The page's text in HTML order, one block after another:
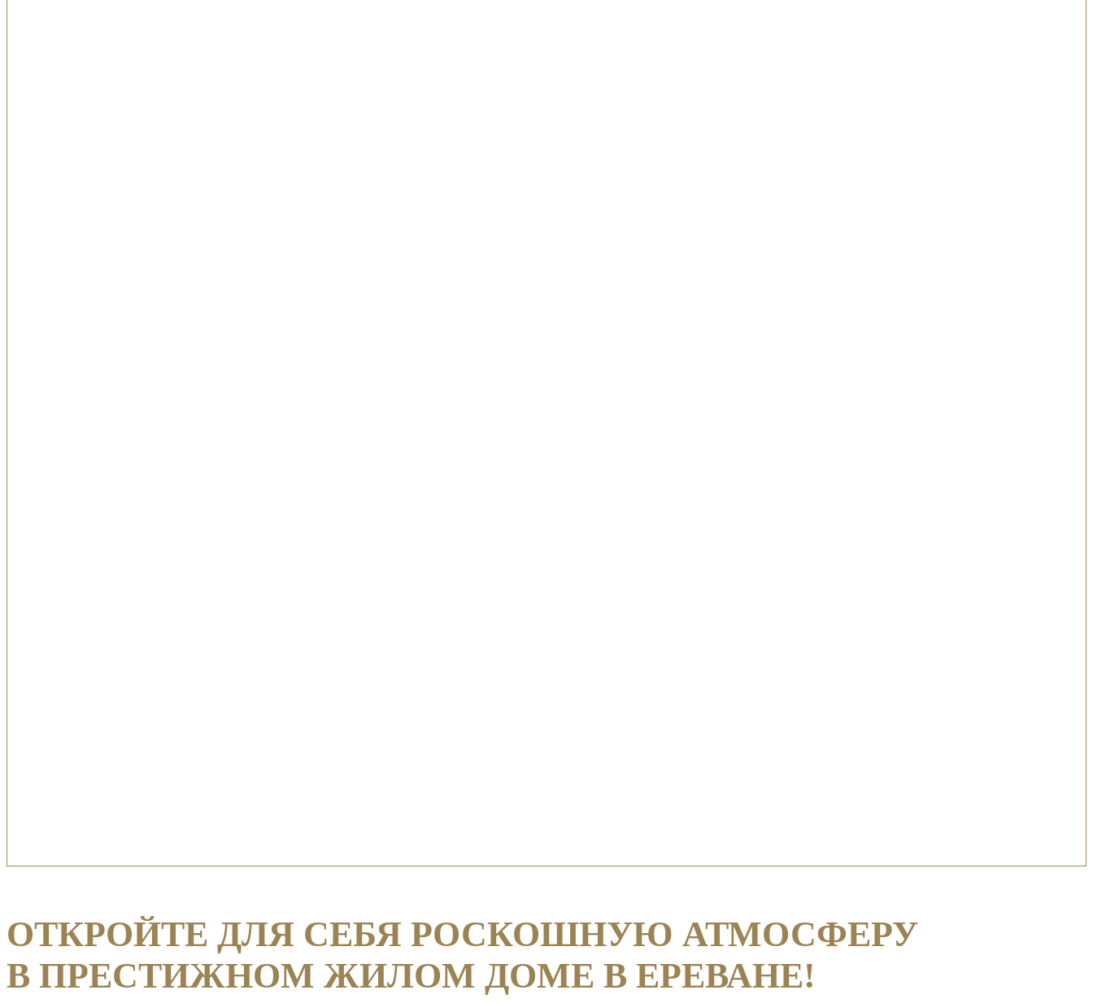
ОТКРОЙТЕ ДЛЯ СЕБЯ РОСКОШНУЮ АТМОСФЕРУ
В ПРЕСТИЖНОМ ЖИЛОМ ДОМЕ В ЕРЕВАНЕ!